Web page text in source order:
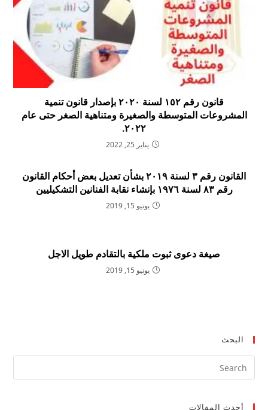
قانون رقم ١٥٢ لسنة ٢٠٢٠ بإصدار قانون تنمية
المشروعات المتوسطة والصغيرة ومتناهية الصغر حتى عام
٢٠٢٢.
يناير 25, 2022
القانون رقم ۳ لسنة ۲۰۱۹ بشأن تعديل بعض أحكام القانون
رقم ۸۳ لسنة ۱۹۷٦ بإنشاء نقابة الفنانين التشكيليين
يونيو 15, 2019
صيغة دعوى ثبوت ملكية بالتقادم طويل الاجل
يونيو 15, 2019
البحث
أحدث المقالات